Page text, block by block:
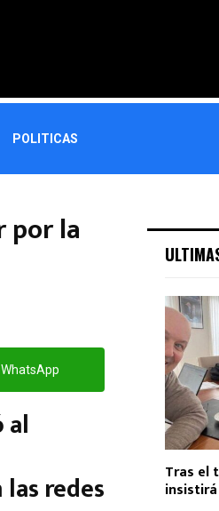
POLITICAS
por la
WhatsApp
al
redes Tras el